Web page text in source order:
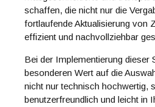
schaffen, die nicht nur die
fortlaufende Aktualisierung von
effizient und nachvollziehbar
Bei der Implementierung dieser
besonderen Wert auf die
nicht nur technisch hochwertig,
benutzerfreundlich und leicht in